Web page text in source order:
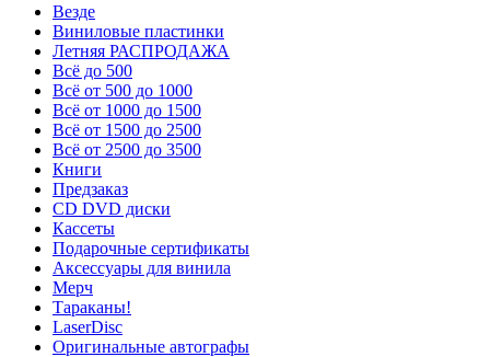
Везде
Виниловые пластинки
Летняя РАСПРОДАЖА
Всё до 500
Всё от 500 до 1000
Всё от 1000 до 1500
Всё от 1500 до 2500
Всё от 2500 до 3500
Книги
Предзаказ
CD DVD диски
Кассеты
Подарочные сертификаты
Аксессуары для винила
Мерч
Тараканы!
LaserDisc
Оригинальные автографы